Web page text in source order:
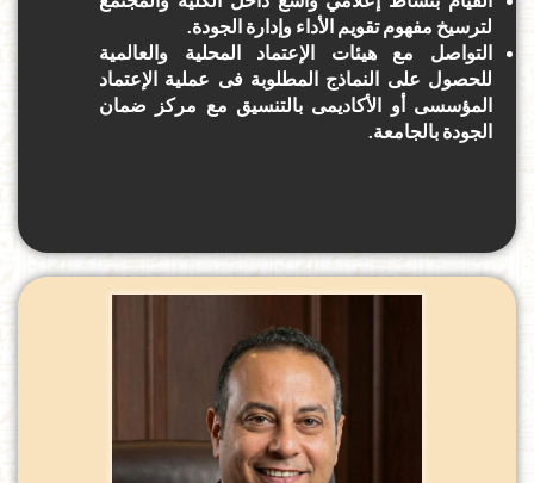
لترسيخ مفهوم تقويم الأداء وإدارة الجودة.
التواصل مع هيئات الإعتماد المحلية والعالمية
للحصول على النماذج المطلوبة فى عملية الإعتماد
المؤسسى أو الأكاديمى بالتنسيق مع مركز ضمان
الجودة بالجامعة.